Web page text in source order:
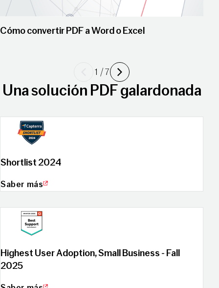
Cómo convertir PDF a Word o Excel
Previous
1 /7 Siguiente
Una solución PDF galardonada
Shortlist 2024
Saber más
Highest User Adoption, Small Business - Fall
2025